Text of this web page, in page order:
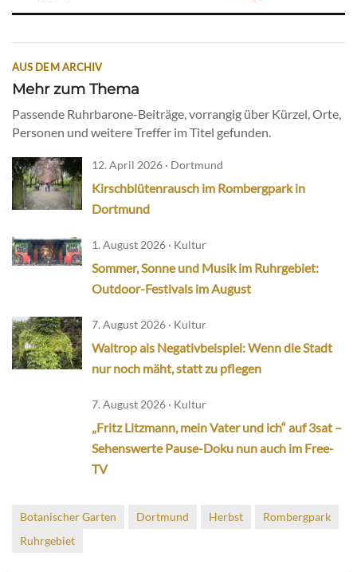
AUS DEM ARCHIV
Mehr zum Thema
Passende Ruhrbarone-Beiträge, vorrangig über Kürzel, Orte,
Personen und weitere Treffer im Titel gefunden.
12. April 2026 · Dortmund
Kirschblütenrausch im Rombergpark in
Dortmund
1. August 2026 · Kultur
Sommer, Sonne und Musik im Ruhrgebiet:
Outdoor-Festivals im August
7. August 2026 · Kultur
Waltrop als Negativbeispiel: Wenn die Stadt
nur noch mäht, statt zu pflegen
7. August 2026 · Kultur
„Fritz Litzmann, mein Vater und ich“ auf 3sat –
Sehenswerte Pause-Doku nun auch im Free-
TV
Botanischer Garten Dortmund Herbst
Rombergpark
Ruhrgebiet